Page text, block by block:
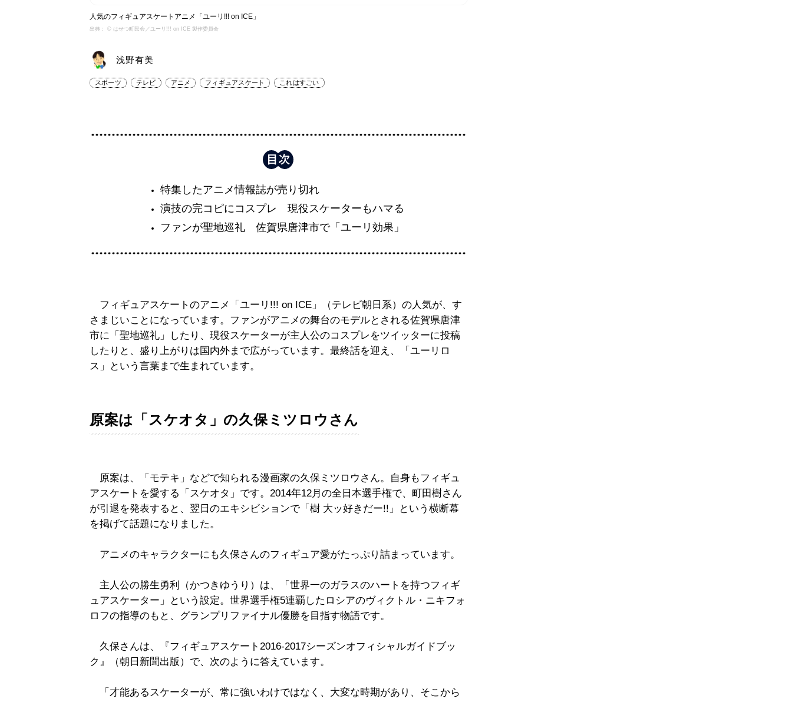
人気のフィギュアスケートアニメ「ユーリ!!! on ICE」
出典： © はせつ町民会／ユーリ!!! on ICE 製作委員会
浅野有美
スポーツ テレビ アニメ フィギュアスケート これはすごい
特集したアニメ情報誌が売り切れ
演技の完コピにコスプレ 現役スケーターもハマる
ファンが聖地巡礼 佐賀県唐津市で「ユーリ効果」
フィギュアスケートのアニメ「ユーリ!!! on ICE」（テレビ朝日系）の人気が、す
さまじいことになっています。ファンがアニメの舞台のモデルとされる佐賀県唐津
市に「聖地巡礼」したり、現役スケーターが主人公のコスプレをツイッターに投稿
したりと、盛り上がりは国内外まで広がっています。最終話を迎え、「ユーリロ
ス」という言葉まで生まれています。
原案は「スケオタ」の久保ミツロウさん
原案は、「モテキ」などで知られる漫画家の久保ミツロウさん。自身もフィギュ
アスケートを愛する「スケオタ」です。2014年12月の全日本選手権で、町田樹さん
が引退を発表すると、翌日のエキシビションで「樹 大ッ好きだー!!」という横断幕
を掲げて話題になりました。
アニメのキャラクターにも久保さんのフィギュア愛がたっぷり詰まっています。
主人公の勝生勇利（かつきゆうり）は、「世界一のガラスのハートを持つフィギ
ュアスケーター」という設定。世界選手権5連覇したロシアのヴィクトル・ニキフォ
ロフの指導のもと、グランプリファイナル優勝を目指す物語です。
久保さんは、『フィギュアスケート2016-2017シーズンオフィシャルガイドブッ
ク』（朝日新聞出版）で、次のように答えています。
「才能あるスケーターが、常に強いわけではなく、大変な時期があり、そこから